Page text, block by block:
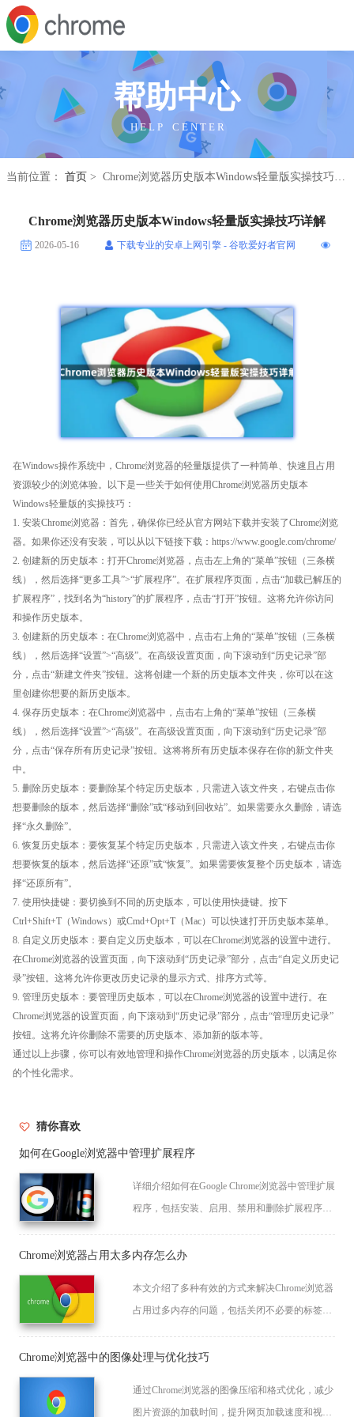
帮助中心
H E L P C E N T E R
当前位置： 首页 > Chrome浏览器历史版本Windows轻量版实操技巧详解
Chrome浏览器历史版本Windows轻量版实操技巧详解
2026-05-16 下载专业的安卓上网引擎 - 谷歌爱好者官网
在Windows操作系统中，Chrome浏览器的轻量版提供了一种简单、快速且占用
资源较少的浏览体验。以下是一些关于如何使用Chrome浏览器历史版本
Windows轻量版的实操技巧：
1. 安装Chrome浏览器：首先，确保你已经从官方网站下载并安装了Chrome浏览
器。如果你还没有安装，可以从以下链接下载：https://www.google.com/chrome/
2. 创建新的历史版本：打开Chrome浏览器，点击左上角的“菜单”按钮（三条横
线），然后选择“更多工具”>“扩展程序”。在扩展程序页面，点击“加载已解压的
扩展程序”，找到名为“history”的扩展程序，点击“打开”按钮。这将允许你访问
和操作历史版本。
3. 创建新的历史版本：在Chrome浏览器中，点击右上角的“菜单”按钮（三条横
线），然后选择“设置”>“高级”。在高级设置页面，向下滚动到“历史记录”部
分，点击“新建文件夹”按钮。这将创建一个新的历史版本文件夹，你可以在这
里创建你想要的新历史版本。
4. 保存历史版本：在Chrome浏览器中，点击右上角的“菜单”按钮（三条横
线），然后选择“设置”>“高级”。在高级设置页面，向下滚动到“历史记录”部
分，点击“保存所有历史记录”按钮。这将将所有历史版本保存在你的新文件夹
中。
5. 删除历史版本：要删除某个特定历史版本，只需进入该文件夹，右键点击你
想要删除的版本，然后选择“删除”或“移动到回收站”。如果需要永久删除，请选
择“永久删除”。
6. 恢复历史版本：要恢复某个特定历史版本，只需进入该文件夹，右键点击你
想要恢复的版本，然后选择“还原”或“恢复”。如果需要恢复整个历史版本，请选
择“还原所有”。
7. 使用快捷键：要切换到不同的历史版本，可以使用快捷键。按下
Ctrl+Shift+T（Windows）或Cmd+Opt+T（Mac）可以快速打开历史版本菜单。
8. 自定义历史版本：要自定义历史版本，可以在Chrome浏览器的设置中进行。
在Chrome浏览器的设置页面，向下滚动到“历史记录”部分，点击“自定义历史记
录”按钮。这将允许你更改历史记录的显示方式、排序方式等。
9. 管理历史版本：要管理历史版本，可以在Chrome浏览器的设置中进行。在
Chrome浏览器的设置页面，向下滚动到“历史记录”部分，点击“管理历史记录”
按钮。这将允许你删除不需要的历史版本、添加新的版本等。
通过以上步骤，你可以有效地管理和操作Chrome浏览器的历史版本，以满足你
的个性化需求。
猜你喜欢
如何在Google浏览器中管理扩展程序
详细介绍如何在Google Chrome浏览器中管理扩展
程序，包括安装、启用、禁用和删除扩展程序，
Chrome浏览器占用太多内存怎么办
本文介绍了多种有效的方式来解决Chrome浏览器
占用过多内存的问题，包括关闭不必要的标签页
浏览器性能，确保流畅的浏览体验。
Chrome浏览器中的图像处理与优化技巧
通过Chrome浏览器的图像压缩和格式优化，减少
图片资源的加载时间，提升网页加载速度和视觉